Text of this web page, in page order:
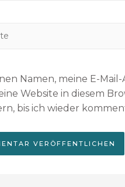
Namen, meine E-Mail-
Website in diesem
bis ich wieder